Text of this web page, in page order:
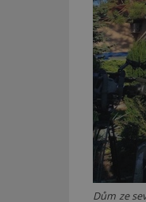
Dům ze